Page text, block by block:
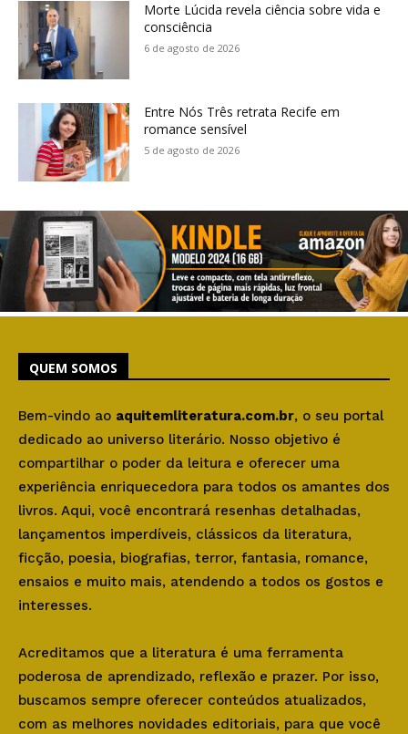
Morte Lúcida revela ciência sobre vida e
consciência
6 de agosto de 2026
Entre Nós Três retrata Recife em
romance sensível
5 de agosto de 2026
QUEM SOMOS
Bem-vindo ao aquitemliteratura.com.br, o seu portal
dedicado ao universo literário. Nosso objetivo é
compartilhar o poder da leitura e oferecer uma
experiência enriquecedora para todos os amantes dos
livros. Aqui, você encontrará resenhas detalhadas,
lançamentos imperdíveis, clássicos da literatura,
ficção, poesia, biografias, terror, fantasia, romance,
ensaios e muito mais, atendendo a todos os gostos e
interesses.
Acreditamos que a literatura é uma ferramenta
poderosa de aprendizado, reflexão e prazer. Por isso,
buscamos sempre oferecer conteúdos atualizados,
com as melhores novidades editoriais, para que você